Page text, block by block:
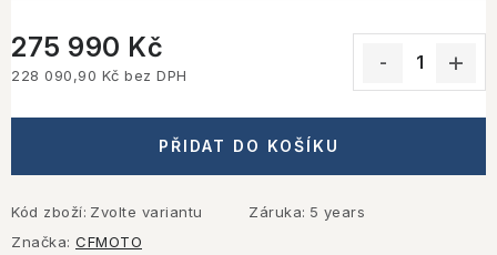
275 990 Kč
228 090,90 Kč bez DPH
PŘIDAT DO KOŠÍKU
Kód zboží: Zvolte variantu Záruka: 5 years
Značka: CFMOTO